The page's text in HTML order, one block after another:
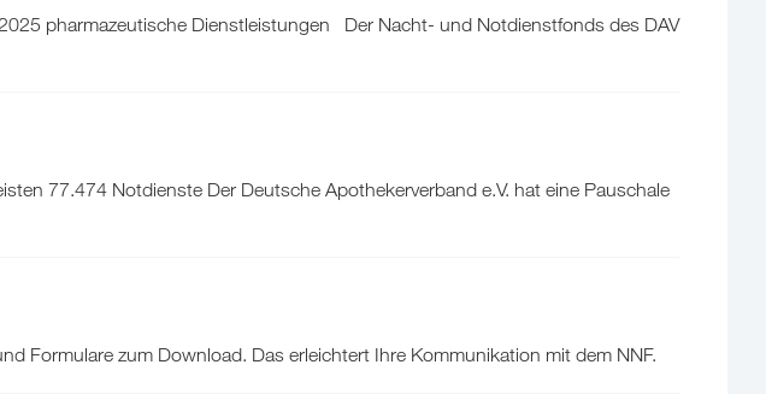
pharmazeutische Dienstleistungen Der Nacht- und Notdienstfonds des DAV
77.474 Notdienste Der Deutsche Apothekerverband e.V. hat eine Pauschale
Formulare zum Download. Das erleichtert Ihre Kommunikation mit dem NNF.